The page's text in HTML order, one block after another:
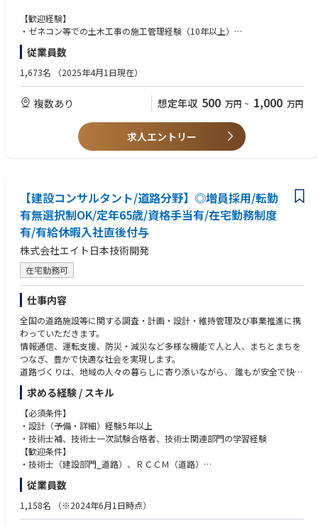
いてプロジェクトマネージメントを担当いただきます。
建設コンサルタントや設計事務所、官公庁の担当者、また現地のサブコン
※同社では海外工事に注力しておりますので、海外の大型プロジェクトに
携われる環境を用意しております。
【歓迎経験】
・ゼネコン等での土木工事の施工管理経験（10年以上）
・陸上工事の経験（5年以上）：橋梁下部/道路/トンネル/河川治水/上下水
道工事など
従業員数
1,673名 （2025年4月1日現在）
複数あり 想定年収 500 万円 ~ 1,000 万円
求人エントリー
【建設コンサルタント/道路分野】◎増員採用/転勤
有無選択制OK/定年65歳/資格手当有/在宅勤務制度
有/有給休暇入社直後付与
株式会社エイト日本技術開発
在宅勤務可
仕事内容
全国の道路施設等に関する調査・計画・設計・維持管理及び事業推進に携
わっていただきます。
情報通信、運転支援、防災・減災など多様な機能で人と人、まちとまちを
つなぎ、豊かで快適な社会を実現します。
道路づくりは、地域の人々の暮らしに寄り添いながら、 誰もが安全で快適
に利用できる交通環境の実現を目指しています。
求める経験 / スキル
【必須条件】
・設計（予備・詳細）経験5年以上
・技術士補、技術士一次試験合格者、技術士関連部門の学習経験
【歓迎条件】
・技術士（建設部門_道路）、ＲＣＣＭ（道路）
・募集地域へのIターン、Uターンをお考えの方
従業員数
1,158名 （※2024年6⽉1⽇時点）